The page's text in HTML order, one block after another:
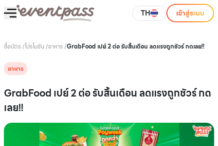
TH เข้าสู่ระบบ
ซื้อบัตร /โปรโมชัน/อาหาร /GrabFood เปย์ 2 ต่อ รับสิ้นเดือน ลดแรงถูกชัวร์ กดเลย!!
อาหาร
GrabFood เปย์ 2 ต่อ รับสิ้นเดือน ลดแรงถูกชัวร์ กด
เลย!!